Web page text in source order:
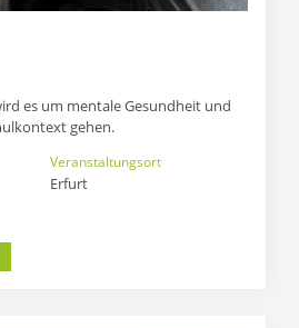
es um mentale Gesundheit und
gehen.
Veranstaltungsort
Erfurt